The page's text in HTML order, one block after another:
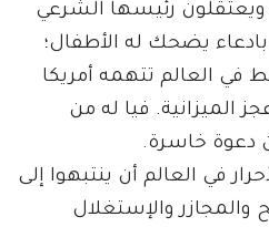
ويعتقلون رئيسها الشرعي
يضحك له الأطفال؛
في العالم تتهمه أمريكا
الميزانية. فيا له من
دعوة خاسرة.
في العالم أن ينتبهوا إلى
والمجازر والإستغلال